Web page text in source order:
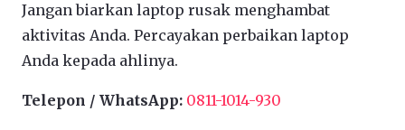
Jangan biarkan laptop rusak menghambat
aktivitas Anda. Percayakan perbaikan laptop
Anda kepada ahlinya.
Telepon / WhatsApp: 0811-1014-930